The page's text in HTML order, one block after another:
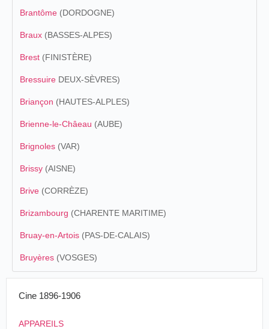
Brantôme (DORDOGNE)
Braux (BASSES-ALPES)
Brest (FINISTÈRE)
Bressuire DEUX-SÈVRES)
Briançon (HAUTES-ALPLES)
Brienne-le-Châeau (AUBE)
Brignoles (VAR)
Brissy (AISNE)
Brive (CORRÈZE)
Brizambourg (CHARENTE MARITIME)
Bruay-en-Artois (PAS-DE-CALAIS)
Bruyères (VOSGES)
Cine 1896-1906
APPAREILS